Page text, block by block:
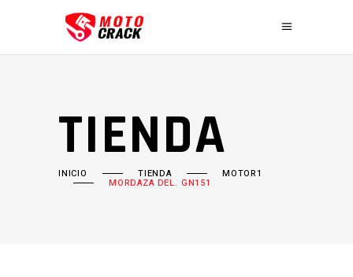
TIENDA
INICIO TIENDA MOTOR1
MORDAZA DEL. GN151